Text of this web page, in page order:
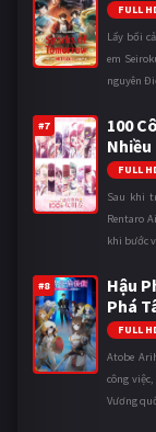
FULL
Lấy bối
em
nguyên
#7
100
Nhiều
FULL
Sau khi
Rentaro
khi bước
#8
Hậu
Phá
FULL
Atobe
công
Vương